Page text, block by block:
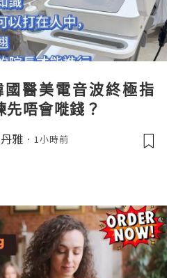
醫美電音波終極指
唔會嘥錢？
雅 1小時前